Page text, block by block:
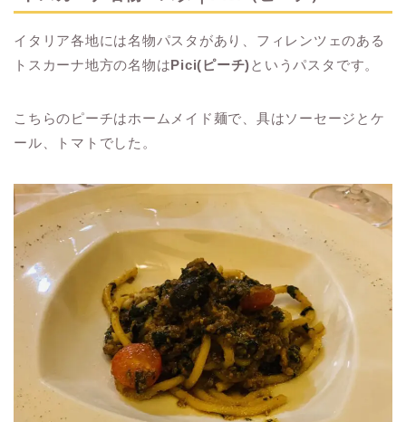
イタリア各地には名物パスタがあり、フィレンツェのある
トスカーナ地方の名物は Pici(ピーチ)というパスタです。
こちらのピーチはホームメイド麺で、具はソーセージとケ
ール、トマトでした。